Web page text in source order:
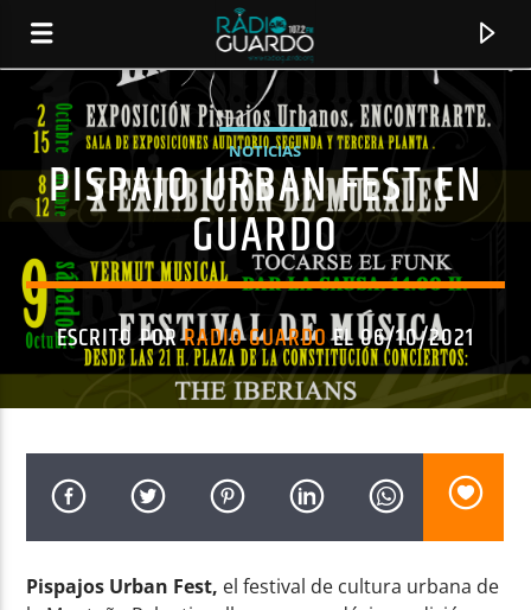
TÍTULO
ARTISTA
NOTICIAS
PISPAJO URBAN FEST EN
GUARDO
ESCRITO PORRADIO GUARDOEL 06/10/2021
Pispajos Urban Fest, el festival de cultura urbana de